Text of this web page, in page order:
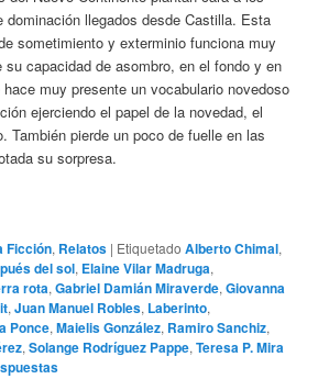
llegados desde Castilla. Esta
sometimiento y exterminio funciona muy
su capacidad de asombro, en el fondo y en
muy presente un vocabulario novedoso
ejerciendo el papel de la novedad, el
También pierde un poco de fuelle en las
su sorpresa.
Ficción, Relatos | Etiquetado Alberto Chimal,
del sol, Elaine Vilar Madruga,
rota,Gabriel Damián Miraverde,Giovanna
,Juan Manuel Robles, Laberinto,
Ponce,Maielis González, Ramiro Sanchiz,
,Solange Rodríguez Pappe,Teresa P. Mira